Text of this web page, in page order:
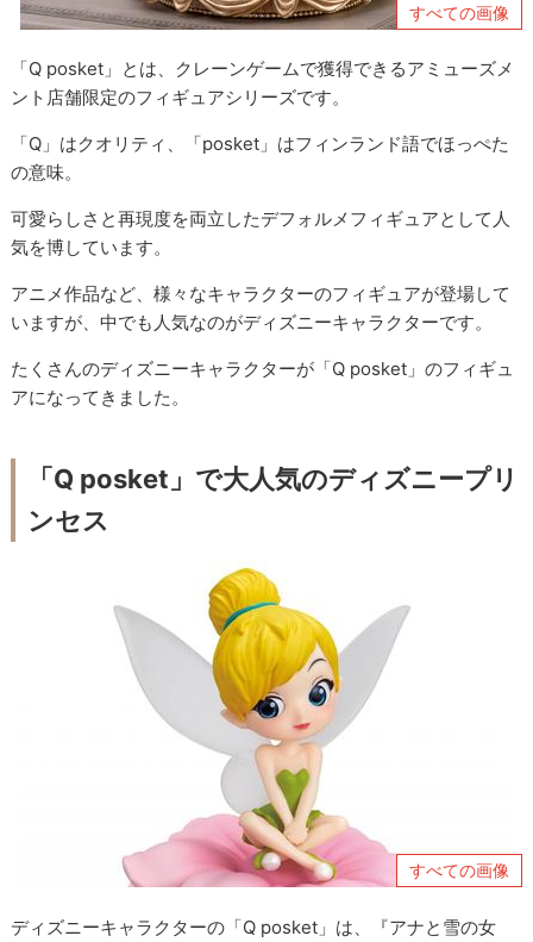
すべての画像
「Q posket」とは、クレーンゲームで獲得できるアミューズメ
ント店舗限定のフィギュアシリーズです。
「Q」はクオリティ、「posket」はフィンランド語でほっぺた
の意味。
可愛らしさと再現度を両立したデフォルメフィギュアとして人
気を博しています。
アニメ作品など、様々なキャラクターのフィギュアが登場して
いますが、中でも人気なのがディズニーキャラクターです。
たくさんのディズニーキャラクターが「Q posket」のフィギュ
アになってきました。
「Q posket」で大人気のディズニープリ
ンセス
すべての画像
ディズニーキャラクターの「Q posket」は、『アナと雪の女